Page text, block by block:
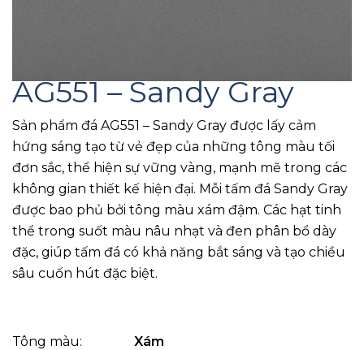
AG551 – Sandy Gray
Sản phẩm đá AG551 – Sandy Gray được lấy cảm
hứng sáng tạo từ vẻ đẹp của những tông màu tối
đơn sắc, thể hiện sự vững vàng, mạnh mẽ trong các
không gian thiết kế hiện đại. Mỗi tấm đá Sandy Gray
được bao phủ bởi tông màu xám đậm. Các hạt tinh
thể trong suốt màu nâu nhạt và đen phân bổ dày
đặc, giúp tấm đá có khả năng bắt sáng và tạo chiều
sâu cuốn hút đặc biệt.
Tông màu: Xám